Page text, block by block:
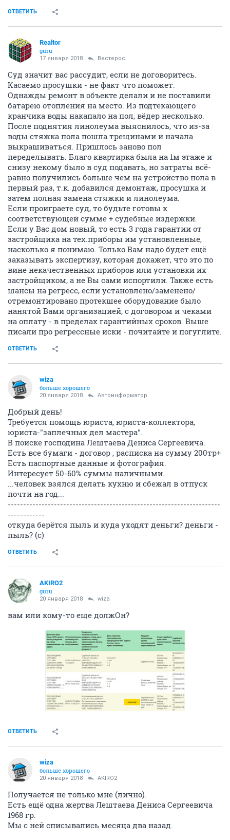
ОТВЕТИТЬ
Realtor
guru
17 января 2018 Вестерос
Суд значит вас рассудит, если не договоритесь.
Касаемо просушки - не факт что поможет.
Однажды ремонт в объекте делали и не поставили
батарею отопления на место. Из подтекающего
кранчика воды накапало на пол, вёдер несколько.
После поднятия линолеума выяснилось, что из-за
воды стяжка пола пошла трещинами и начала
выкрашиваться. Пришлось заново пол
переделывать. Благо квартирка была на 1м этаже и
снизу некому было в суд подавать, но затраты всё-
равно получились больше чем на устройство пола в
первый раз, т.к. добавился демонтаж, просушка и
затем полная замена стяжки и линолеума.
Если проиграете суд, то будьте готовы к
соответствующей сумме + судебные издержки.
Если у Вас дом новый, то есть 3 года гарантии от
застройщика на тех.приборы им установленные,
насколько я понимаю. Только Вам надо будет ещё
заказывать экспертизу, которая докажет, что это по
вине некачественных приборов или установки их
застройщиком, а не Вы сами испортили. Также есть
шансы на регресс, если установлено/заменено/
отремонтировано протекшее оборудование было
нанятой Вами организацией, с договором и чеками
на оплату - в пределах гарантийных сроков. Выше
писали про регрессные иски - почитайте и погуглите.
ОТВЕТИТЬ
wiza
больше хорошего
20 января 2018 Автоинформатор
Добрый день!
Требуется помощь юриста, юриста-коллектора,
юриста-"заплечных дел мастера".
В поиске господина Лештаева Дениса Сергеевича.
Есть все бумаги - договор , расписка на сумму 200тр+
Есть паспортные данные и фотография.
Интересует 50-60% суммы наличными.
...человек взялся делать кухню и сбежал в отпуск
почти на год...
---------------------------------------------------------------------
------------
откуда берётся пыль и куда уходят деньги? деньги -
пыль? (с)
ОТВЕТИТЬ
AKIRO2
guru
20 января 2018 wiza
вам или кому-то еще должОн?
ОТВЕТИТЬ
wiza
больше хорошего
20 января 2018 AKIRO2
Получается не только мне (лично).
Есть ещё одна жертва Лештаева Дениса Сергеевича
1968 гр.
Мы с ней списывались месяца два назад.